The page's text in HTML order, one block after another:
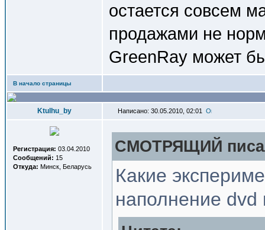
остается совсем
продажами не
GreenRay может
В начало страницы
Ktulhu_by Написано: 30.05.2010, 02:01
Регистрация: 03.04.2010
Сообщений: 15
Откуда: Минск, Беларусь
СМОТРЯЩИЙ
Какие
наполнение dvd